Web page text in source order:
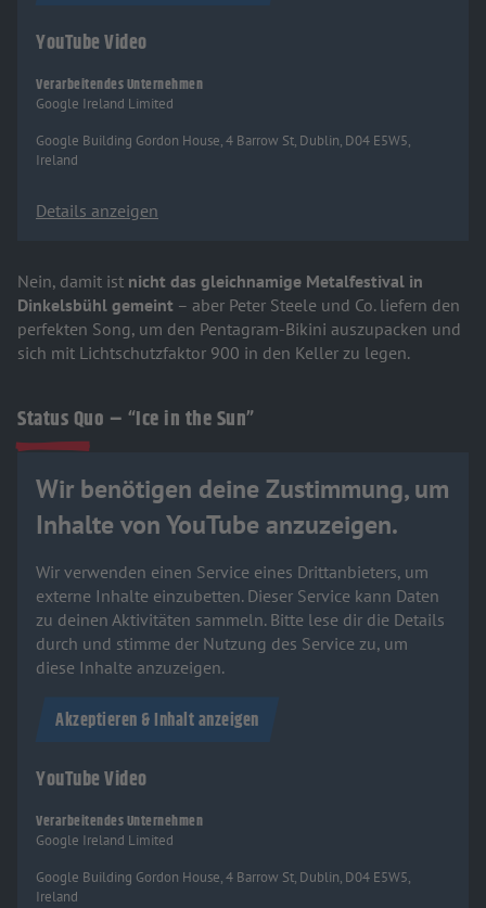
YouTube Video
Verarbeitendes Unternehmen
Google Ireland Limited
Google Building Gordon House, 4 Barrow St, Dublin, D04 E5W5,
Ireland
Details anzeigen
Nein, damit ist nicht das gleichnamige Metalfestival in
Dinkelsbühl gemeint – aber Peter Steele und Co. liefern den
perfekten Song, um den Pentagram-Bikini auszupacken und
sich mit Lichtschutzfaktor 900 in den Keller zu legen.
Status Quo – “Ice in the Sun”
Wir benötigen deine Zustimmung, um
Inhalte von YouTube anzuzeigen.
Wir verwenden einen Service eines Drittanbieters, um
externe Inhalte einzubetten. Dieser Service kann Daten
zu deinen Aktivitäten sammeln. Bitte lese dir die Details
durch und stimme der Nutzung des Service zu, um
diese Inhalte anzuzeigen.
Akzeptieren & Inhalt anzeigen
YouTube Video
Verarbeitendes Unternehmen
Google Ireland Limited
Google Building Gordon House, 4 Barrow St, Dublin, D04 E5W5,
Ireland